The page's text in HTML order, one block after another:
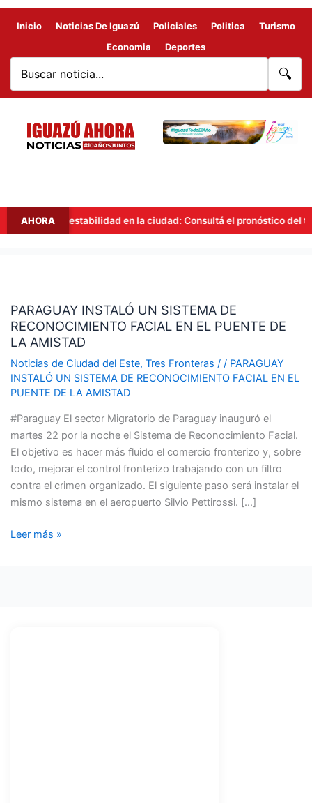
Inicio Noticias De Iguazú Policiales Politica
Turismo
Economia
Deportes
🔍
AHORAInestabilidad en la ciudad: Consultá el pronóstico del
PARAGUAY INSTALÓ UN SISTEMA DE
RECONOCIMIENTO FACIAL EN EL PUENTE DE
LA AMISTAD
Noticias de Ciudad del Este, Tres Fronteras / / PARAGUAY
INSTALÓ UN SISTEMA DE RECONOCIMIENTO FACIAL EN EL
PUENTE DE LA AMISTAD
#Paraguay El sector Migratorio de Paraguay inauguró el
martes 22 por la noche el Sistema de Reconocimiento Facial.
El objetivo es hacer más fluido el comercio fronterizo y, sobre
todo, mejorar el control fronterizo trabajando con un filtro
contra el crimen organizado. El siguiente paso será instalar el
mismo sistema en el aeropuerto Silvio Pettirossi. […]
UN
SISTEMA
DE
RECONOCIMIENTO
FACIAL
EN
EL
PUENTE
DE
AMISTAD
Leer más »